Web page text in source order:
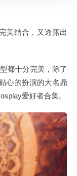
美结合，又透露出
都十分完美，除了
心的扮演的大名鼎
爱好者合集。